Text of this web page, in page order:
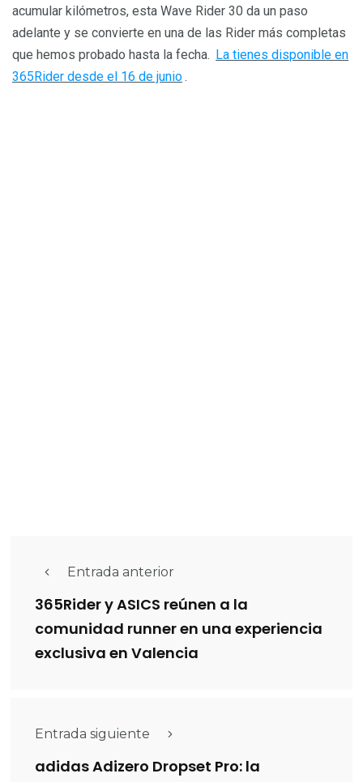
acumular kilómetros, esta Wave Rider 30 da un paso
adelante y se convierte en una de las Rider más completas
que hemos probado hasta la fecha. La tienes disponible en
365Rider desde el 16 de junio.
Entrada anterior
365Rider y ASICS reúnen a la
comunidad runner en una experiencia
exclusiva en Valencia
Entrada siguiente
adidas Adizero Dropset Pro: la